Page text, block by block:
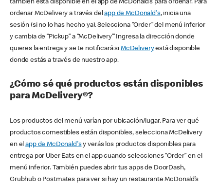
también está disponible en el app de McDonald’s para ordenar. Para
ordenar McDelivery a través delapp de McDonald's, inicia una
sesión (si no lo has hecho ya). Selecciona “Order” del menú inferior
y cambia de “Pickup” a “McDelivery’” Ingresa la dirección donde
quieres la entrega y se te notificará si McDeliveryestá disponible
donde estás a través de nuestro app.
¿Cómo sé qué productos están disponibles
para McDelivery®?
Los productos del menú varían por ubicación/lugar. Para ver qué
productos comestibles están disponibles, selecciona McDelivery
en elapp de McDonald'sy verás los productos disponibles para
entrega por Uber Eats en el app cuando selecciones “Order” en el
menú inferior. También puedes abrir tus apps de DoorDash,
Grubhub o Postmates para ver si hay un restaurante McDonald’s